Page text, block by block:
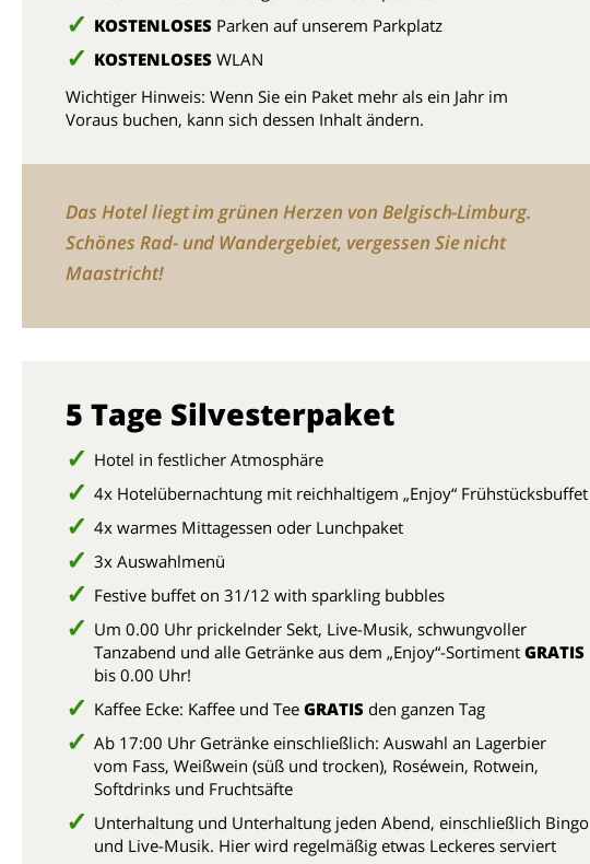
KOSTENLOSES Parken auf unserem Parkplatz
KOSTENLOSES WLAN
Wichtiger Hinweis: Wenn Sie ein Paket mehr als ein Jahr im
Voraus buchen, kann sich dessen Inhalt ändern.
Das Hotel liegt im grünen Herzen von Belgisch-Limburg.
Schönes Rad- und Wandergebiet, vergessen Sie nicht
Maastricht!
5 Tage Silvesterpaket
Hotel in festlicher Atmosphäre
4x Hotelübernachtung mit reichhaltigem „Enjoy“ Frühstücksbuffet
4x warmes Mittagessen oder Lunchpaket
3x Auswahlmenü
Festive buffet on 31/12 with sparkling bubbles
Um 0.00 Uhr prickelnder Sekt, Live-Musik, schwungvoller
Tanzabend und alle Getränke aus dem „Enjoy“-Sortiment GRATIS
bis 0.00 Uhr!
Kaffee Ecke: Kaffee und Tee GRATIS den ganzen Tag
Ab 17:00 Uhr Getränke einschließlich: Auswahl an Lagerbier
vom Fass, Weißwein (süß und trocken), Roséwein, Rotwein,
Softdrinks und Fruchtsäfte
Unterhaltung und Unterhaltung jeden Abend, einschließlich Bingo
und Live-Musik. Hier wird regelmäßig etwas Leckeres serviert